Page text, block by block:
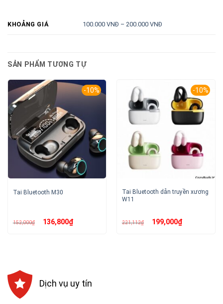
KHOẢNG GIÁ 100.000 VNĐ – 200.000 VNĐ
SẢN PHẨM TƯƠNG TỰ
-10%
Tai Bluetooth M30
152,000₫ Giá
gốc136,800₫Giá
-10%
Tai Bluetooth dẫn truyền xương
W11
221,112₫ Giá
gốc199,000₫Giá
Dịch vụ uy tín